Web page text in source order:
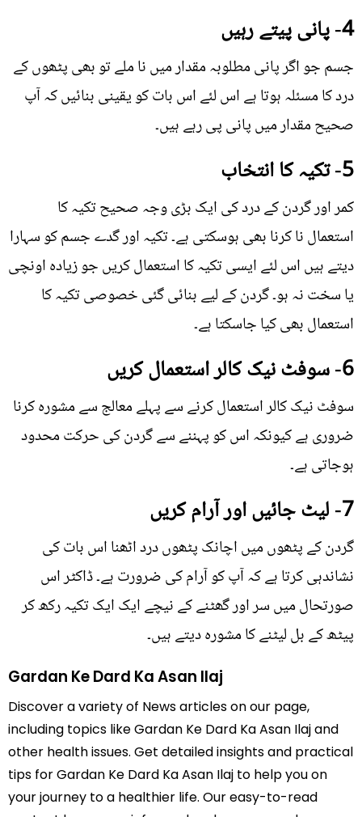
4- پانی پیتے رہیں
جسم جو اگر پانی مطلوبہ مقدار میں نا ملے تو بھی پٹھوں کے
درد کا مسئلہ ہوتا ہے اس لئے اس بات کو یقینی بنائیں کہ آپ
صحیح مقدار میں پانی پی رہے ہیں۔
5- تکیہ کا انتخاب
کمر اور گردن کے درد کی ایک بڑی وجہ صحیح تکیہ کا
استعمال نا کرنا بھی ہوسکتی ہے۔ تکیہ اور گدے جسم کو سہارا
دیتے ہیں اس لئے ایسی تکیہ کا استعمال کریں جو زیادہ اونچی
یا سخت نہ ہو۔ گردن کے لیے بنائی گئی خصوصی تکیہ کا
استعمال بھی کیا جاسکتا ہے۔
6- سوفٹ نیک کالر استعمال کریں
سوفٹ نیک کالر استعمال کرنے سے پہلے معالج سے مشورہ کرنا
ضروری ہے کیونکہ اس کو پہننے سے گردن کی حرکت محدود
ہوجاتی ہے۔
7- لیٹ جائیں اور آرام کریں
گردن کے پٹھوں میں اچانک پٹھوں درد اٹھنا اس بات کی
نشاندہی کرتا ہے کہ آپ کو آرام کی ضرورت ہے۔ ڈاکٹر اس
صورتحال میں سر اور گھٹنے کے نیچے ایک ایک تکیہ رکھ کر
پیٹھ کے بل لیٹنے کا مشورہ دیتے ہیں۔
Gardan Ke Dard Ka Asan Ilaj
Discover a variety of News articles on our page,
including topics like Gardan Ke Dard Ka Asan Ilaj and
other health issues. Get detailed insights and practical
tips for Gardan Ke Dard Ka Asan Ilaj to help you on
your journey to a healthier life. Our easy-to-read